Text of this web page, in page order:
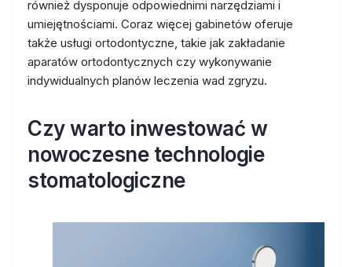
również dysponuje odpowiednimi narzędziami i
umiejętnościami. Coraz więcej gabinetów oferuje
także usługi ortodontyczne, takie jak zakładanie
aparatów ortodontycznych czy wykonywanie
indywidualnych planów leczenia wad zgryzu.
Czy warto inwestować w
nowoczesne technologie
stomatologiczne